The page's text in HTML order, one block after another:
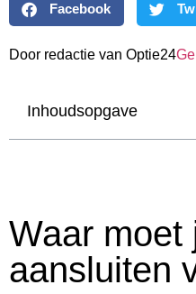
Facebook
Door redactie van Optie24
Inhoudsopgave
Waar moet
aansluiten